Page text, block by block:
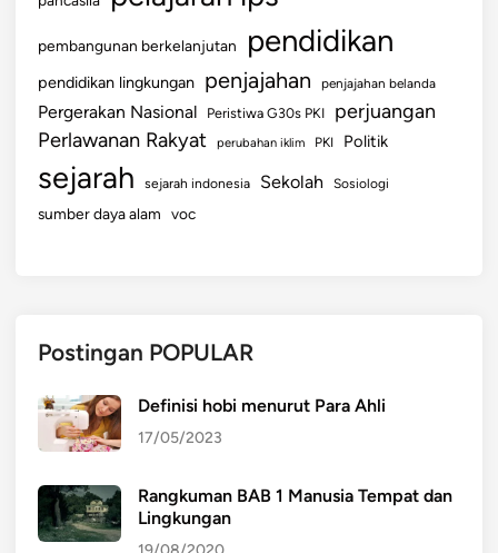
i
r
i
t
u
l
pembangunan berkelanjutan pendidikan
pendidikan lingkungan penjajahan penjajahan belanda
Pergerakan Nasional Peristiwa G30s PKI perjuangan
Perlawanan Rakyat perubahan iklim PKI Politik
sejarah sejarah indonesia Sekolah Sosiologi
sumber daya alam voc
Postingan POPULAR
Definisi hobi menurut Para Ahli
17/05/2023
Rangkuman BAB 1 Manusia Tempat dan
Lingkungan